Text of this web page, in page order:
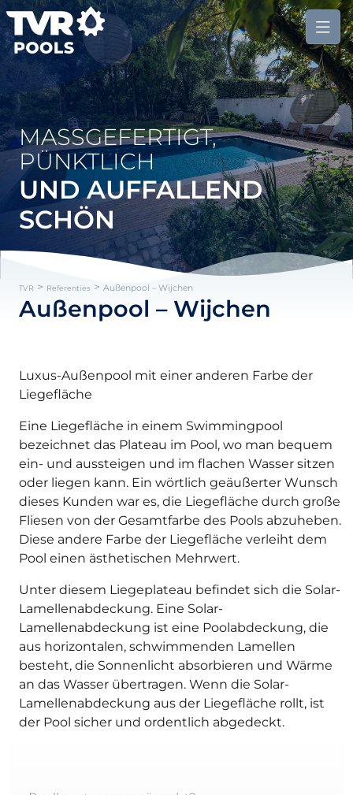
MASSGEFERTIGT, P
ÜNKTLICH
UND AUFFALLEND
SCHÖN
TVR > Referenties > Außenpool – Wijchen
Außenpool – Wijchen
Luxus-Außenpool mit einer anderen Farbe der
Liegefläche
Eine Liegefläche in einem Swimmingpool
bezeichnet das Plateau im Pool, wo man bequem
ein- und aussteigen und im flachen Wasser sitzen
oder liegen kann. Ein wörtlich geäußerter Wunsch
dieses Kunden war es, die Liegefläche durch große
Fliesen von der Gesamtfarbe des Pools abzuheben.
Diese andere Farbe der Liegefläche verleiht dem
Pool einen ästhetischen Mehrwert.
Unter diesem Liegeplateau befindet sich die Solar-
Lamellenabdeckung. Eine Solar-
Lamellenabdeckung ist eine Poolabdeckung, die
aus horizontalen, schwimmenden Lamellen
besteht, die Sonnenlicht absorbieren und Wärme
an das Wasser übertragen. Wenn die Solar-
Lamellenabdeckung aus der Liegefläche rollt, ist
der Pool sicher und ordentlich abgedeckt.